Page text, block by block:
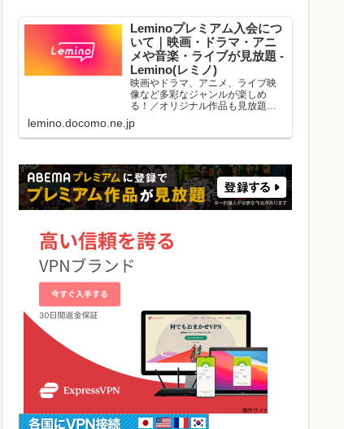
Leminoプレミアム入会につ
いて｜映画・ドラマ・アニ
メや音楽・ライブが見放題 -
Lemino(レミノ)
映画やドラマ、アニメ、ライブ映
像など多彩なジャンルが楽しめ
る！／オリジナル作品も見放題／
応／ダウンロード視聴可能／好き
な作品と出会える機能がたくさ
lemino.docomo.ne.jp